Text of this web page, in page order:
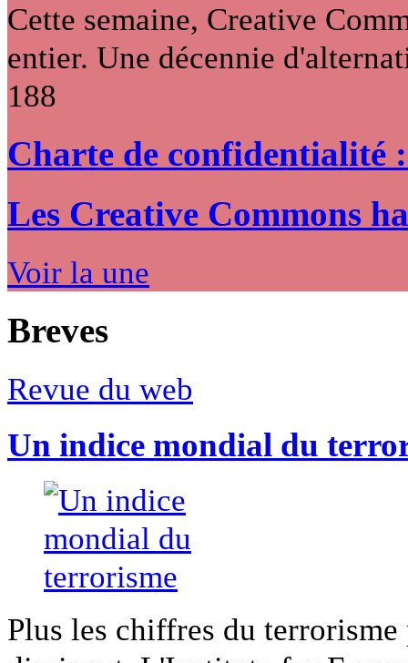
Cette semaine, Creative
entier. Une décennie
188
Charte de confidentialité
Les Creative Commons
Voir la une
Breves
Revue du web
Un indice mondial du
Plus les chiffres du